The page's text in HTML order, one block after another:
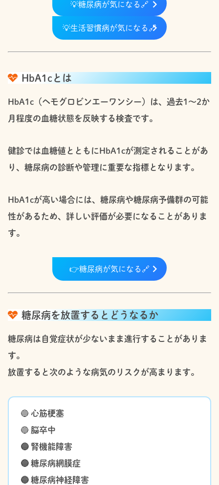
💡糖尿病が気になる 🔗
💡生活習慣病が気になる 🔗
HbA1cとは
HbA1c（ヘモグロビンエーワンシー）は、過去1〜2か
月程度の血糖状態を反映する検査です。
健診では血糖値とともにHbA1cが測定されることがあ
り、糖尿病の診断や管理に重要な指標となります。
HbA1cが高い場合には、糖尿病や糖尿病予備群の可能
性があるため、詳しい評価が必要になることがありま
す。
👉糖尿病が気になる 🔗
糖尿病を放置するとどうなるか
糖尿病は自覚症状が少ないまま進行することがありま
す。
放置すると次のような病気のリスクが高まります。
🔵 心筋梗塞
🔵 脳卒中
🔵 腎機能障害
🔵 糖尿病網膜症
🔵 糖尿病神経障害